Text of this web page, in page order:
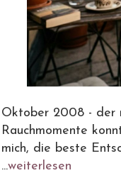
Oktober 2008 - der
Rauchmomente
mich, die beste
...weiterlesen